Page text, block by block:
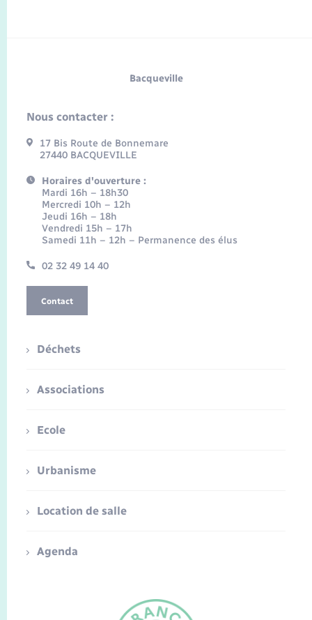
Bacqueville
Nous contacter :
17 Bis Route de Bonnemare
27440 BACQUEVILLE
Horaires d'ouverture :
Mardi 16h – 18h30
Mercredi 10h – 12h
Jeudi 16h – 18h
Vendredi 15h – 17h
Samedi 11h – 12h – Permanence des élus
02 32 49 14 40
Contact
Déchets
Associations
Ecole
Urbanisme
Location de salle
Agenda